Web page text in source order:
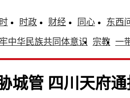
时政 财经 同心 东西问
中华民族共同体意识 宗教 一
城管 四川天府